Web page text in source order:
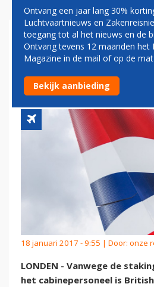
BRITISH AIRWAYS
ANNULEERT
VLUCHTEN DOOR
18 januari 2017 - 9:55 | Door: onze
LONDEN - Vanwege de
het cabinepersoneel is
Ontvang een jaar lang 30%
Luchtvaartnieuws en
toegang tot al het nieuws en de
Ontvang tevens 12 maanden het
Magazine in de mail of op de mat.
Bekijk aanbieding